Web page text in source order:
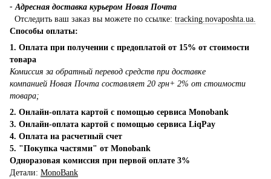
- Адресная доставка курьером Новая Почта
Отследить ваш заказ вы можете по ссылке: tracking.novaposhta.ua.
Способы оплаты:
1. Оплата при получении с предоплатой от 15% от стоимости
товара
Комиссия за обратный перевод средств при доставке
компанией Новая Почта составляет 20 грн+ 2% от стоимости
товара;
2. Онлайн-оплата картой с помощью сервиса Monobank
3. Онлайн-оплата картой с помощью сервиса LiqPay
4. Оплата на расчетный счет
5. "Покупка частями" от Monobank
Одноразовая комиссия при первой оплате 3%
Детали: MonoBank